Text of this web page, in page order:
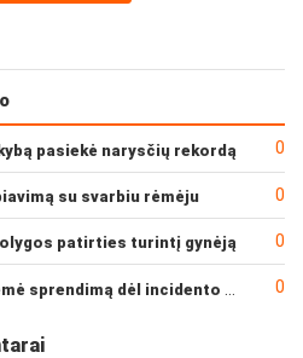
pasiekė narysčių rekordą 0
su svarbiu rėmėju 0
patirties turintį gynėją 0
0